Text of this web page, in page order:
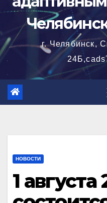
г. Челябинск,
НОВОСТИ
1 августа